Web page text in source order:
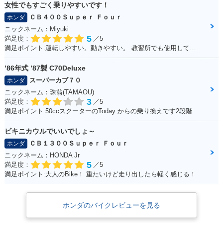
女性でもすごく乗りやすいです！
ホンダ
ＣＢ４００Ｓｕｐｅｒ Ｆｏｕｒ
ニックネーム：Miyuki
満足度：
5 ／5
満足ポイント:運転しやすい。動きやすい。 教習所でも使用していて使いやすいので、私でも快適に運転できます。
’86年式 ’87製 C70Deluxe
ホンダ
スーパーカブ７０
ニックネーム：珠翁(TAMAOU)
満足度：
3 ／5
満足ポイント:50ccスクーターのToday からの乗り換えです2段階右折や、30km/h規制から逃れるためにこれにしました。 Today にはセルモーターがありましたが、C70のエンジンスタートはキックのみ。 坂道にはどうしても非力感があり、登らないイメージ。 また、キャンプツーリングなど荷物満載で出掛けた時も中々走りません。 スプロケを前15、後38に換装してます。非力なのでややトルクに振って見ました。タイヤはノーマルです。これで75km/h出るか出ないかって所です。 普段使いの足がわりには良く働いてくれます。 キャンプや株主総会に出掛けるのでもっと磨いて、可愛がり、長く乗るつもりです。
ビキニカウルでいいでしょ～
ホンダ
ＣＢ１３００Ｓｕｐｅｒ Ｆｏｕｒ
ニックネーム：HONDA Jr
満足度：
5 ／5
満足ポイント:大人のBike！ 重たいけど走り出したら軽く感じる！
ホンダのバイクレビューを見る